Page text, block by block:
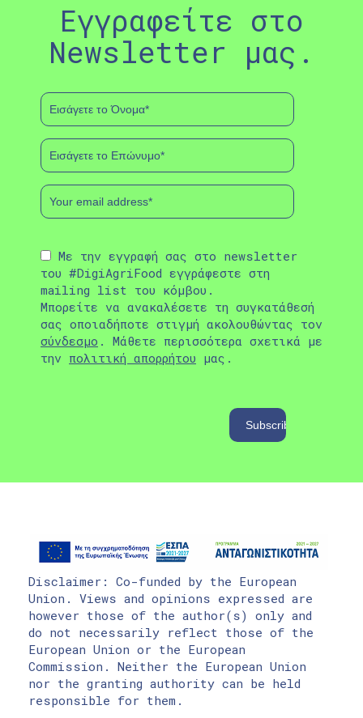
Εγγραφείτε στο
Newsletter μας.
Με την εγγραφή σας στο newsletter
του #DigiAgriFood εγγράφεστε στη
mailing list του κόμβου.
Μπορείτε να ανακαλέσετε τη συγκατάθεσή
σας οποιαδήποτε στιγμή ακολουθώντας τον
σύνδεσμο . Μάθετε περισσότερα σχετικά με
την πολιτική απορρήτου μας.
Disclaimer: Co-funded by the European
Union. Views and opinions expressed are
however those of the author(s) only and
do not necessarily reflect those of the
European Union or the European
Commission. Neither the European Union
nor the granting authority can be held
responsible for them.